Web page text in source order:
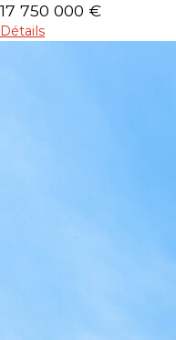
17 750 000 €
Détails